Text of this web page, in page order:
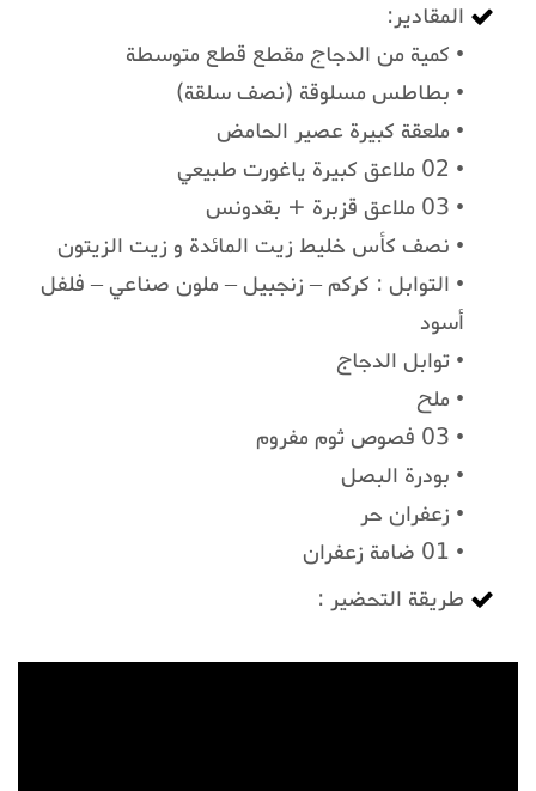
المقادير:
• كمية من الدجاج مقطع قطع متوسطة
• بطاطس مسلوقة (نصف سلقة)
• ملعقة كبيرة عصير الحامض
• 02 ملاعق كبيرة ياغورت طبيعي
• 03 ملاعق قزبرة + بقدونس
• نصف كأس خليط زيت المائدة و زيت الزيتون
• التوابل : كركم – زنجبيل – ملون صناعي – فلفل
أسود
• توابل الدجاج
• ملح
• 03 فصوص ثوم مفروم
• بودرة البصل
• زعفران حر
• 01 ضامة زعفران
طريقة التحضير :